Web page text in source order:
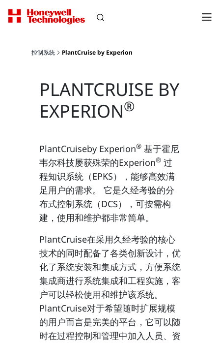
控制系统 PlantCruise by Experion
PLANTCRUISE BY
EXPERION®
PlantCruiseby Experion® 基于霍尼
韦尔科技屡获殊荣的Experion® 过
程知识系统（EPKS），能够高效满
足用户的需求。 它是久经考验的分
布式控制系统（DCS），可按需构
建，使用和维护都非常简单。
PlantCruise在采用久经考验的核心
技术的同时配备了各类创新设计，优
化了系统安装和集成方式，方便系统
集成商进行系统集成和工程实施，客
户可以轻松使用和维护该系统。
PlantCruise对于希望随时扩展规模
的用户而言是完美的平台，它可以随
时在过程控制和管理中加入人员、资